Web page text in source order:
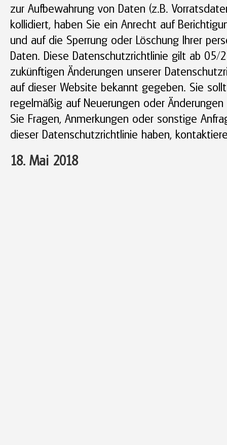
zur Aufbewahrung von Daten (z.B.
kollidiert, haben Sie ein Anrecht auf
und auf die Sperrung oder Löschung Ihrer
Daten. Diese Datenschutzrichtlinie gilt ab 05/
zukünftigen Änderungen unserer
auf dieser Website bekannt gegeben. Sie
regelmäßig auf Neuerungen oder Änderungen
Sie Fragen, Anmerkungen oder sonstige
dieser Datenschutzrichtlinie haben,
18. Mai 2018